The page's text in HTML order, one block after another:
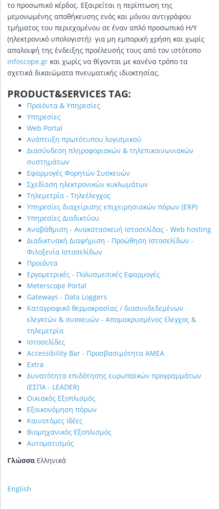
το προσωπικό κέρδος. Εξαιρείται η περίπτωση της
μεμονωμένης αποθήκευσης ενός και μόνου αντιγράφου
τμήματος του περιεχομένου σε έναν απλό προσωπικό Η/Υ
(ηλεκτρονικό υπολογιστή) για μη εμπορική χρήση και χωρίς
απαλοιφή της ένδειξης προέλευσής τους από τον ιστότοπο
infoscope.gr και χωρίς να θίγονται με κανένα τρόπο τα
σχετικά δικαιώματα πνευματικής ιδιοκτησίας.
PRODUCT&SERVICES TAG:
Προϊόντα & Υπηρεσίες
Υπηρεσίες
Web Portal
Ανάπτυξη πρωτότυπου λογισμικού
Διασύνδεση πληροφοριακών & τηλεπικοινωνιακών
συστημάτων
Εφαρμογές Φορητών Συσκευών
Σχεδίαση ηλεκτρονικών κυκλωμάτων
Τηλεμετρία - Τηλεέλεγχος
Υπηρεσίες διαχείρισης επιχειρησιακών πόρων (ERP)
Υπηρεσίες Διαδικτύου
Αναβάθμιση - Ανακατασκευή Ιστοσελίδας - Web hosting
Διαδικτυακή Διαφήμιση - Προώθηση Ιστοσελίδων -
Φιλοξενία Ιστοσελίδων
Προϊόντα
Εργομετρικές - Πολυσμεσικές Εφαρμογές
Meterscope Portal
Gateways - Data Loggers
Καταγραφικό θερμοκρασίας / διασυνδεδεμένων
ελεγκτών & συσκευών - Απομακρυσμένος έλεγχος &
τηλεμετρία
Ιστοσελίδες
Accessibility Bar - Προσβασιμότητα ΑΜΕΑ
Extra
Δυνατότητα επιδότησης ευρωπαϊκών προγραμμάτων
(ΕΣΠΑ - LEADER)
Οικιακός Εξοπλισμός
Εξοικονόμηση πόρων
Καινοτόμες Ιδέες
Βιομηχανικός Εξοπλισμός
Αυτοματισμός
Γλώσσα Ελληνικά
English